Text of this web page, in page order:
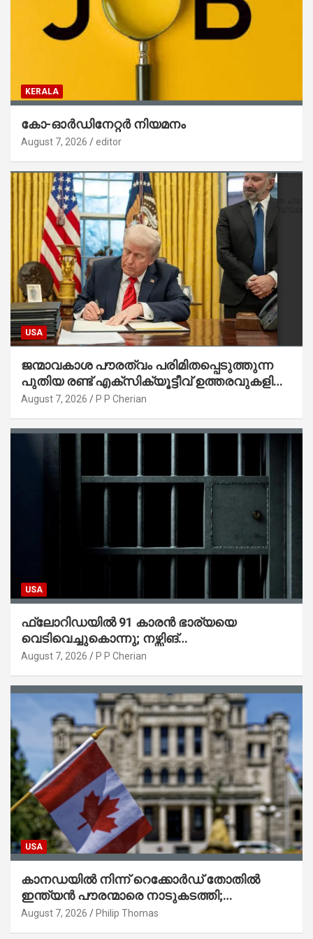
KERALA
കോ-ഓർഡിനേറ്റർ നിയമനം
August 7, 2026 editor
USA
ജന്മാവകാശ പൗരത്വം പരിമിതപ്പെടുത്തുന്ന
പുതിയ രണ്ട് എക്സിക്യൂട്ടീവ് ഉത്തരവുകളിൽ
ട്രംപ് ഒപ്പുവെച്ചു
August 7, 2026 P P Cherian
USA
ഫ്ലോറിഡയിൽ 91 കാരൻ ഭാര്യയെ
വെടിവെച്ചുകൊന്നു; നഴ്സിങ്
ഹോമിലാക്കില്ലെന്ന് നൽകിയ വാഗ്ദാനം
August 7, 2026 P P Cherian
USA
കാനഡയിൽ നിന്ന് റെക്കോർഡ് തോതിൽ
ഇന്ത്യൻ പൗരന്മാരെ നാടുകടത്തി;
ആറുമാസത്തിനിടെ 3,323 പേർ
August 7, 2026 Philip Thomas